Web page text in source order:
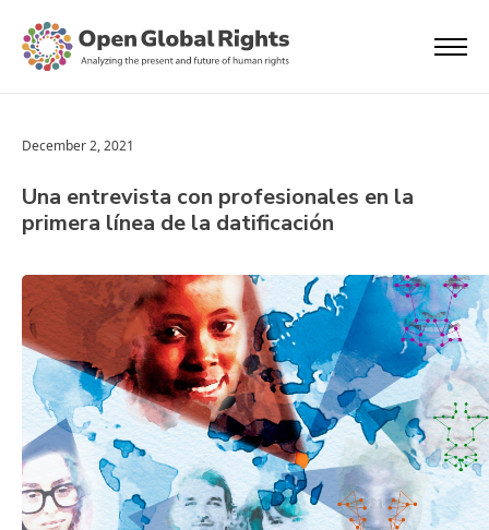
December 2, 2021
Una entrevista con profesionales en la
primera línea de la datificación